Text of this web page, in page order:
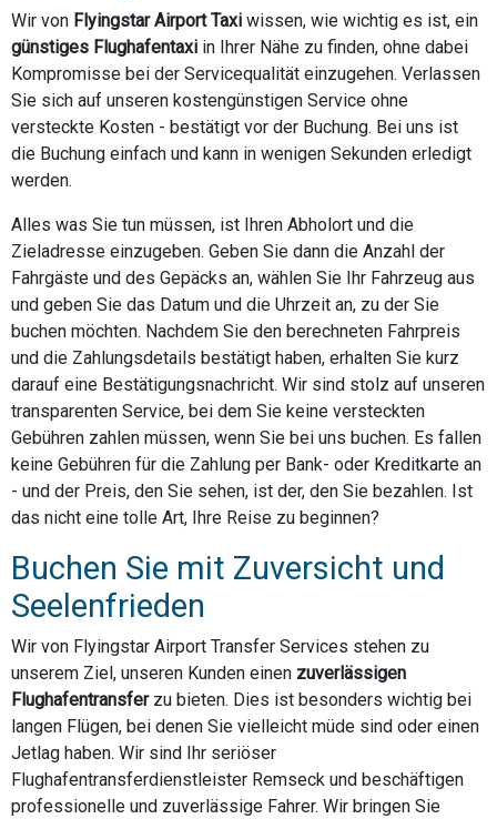
Wir von Flyingstar Airport Taxi wissen, wie wichtig es ist, ein
günstiges Flughafentaxi in Ihrer Nähe zu finden, ohne dabei
Kompromisse bei der Servicequalität einzugehen. Verlassen
Sie sich auf unseren kostengünstigen Service ohne
versteckte Kosten - bestätigt vor der Buchung. Bei uns ist
die Buchung einfach und kann in wenigen Sekunden erledigt
werden.
Alles was Sie tun müssen, ist Ihren Abholort und die
Zieladresse einzugeben. Geben Sie dann die Anzahl der
Fahrgäste und des Gepäcks an, wählen Sie Ihr Fahrzeug aus
und geben Sie das Datum und die Uhrzeit an, zu der Sie
buchen möchten. Nachdem Sie den berechneten Fahrpreis
und die Zahlungsdetails bestätigt haben, erhalten Sie kurz
darauf eine Bestätigungsnachricht. Wir sind stolz auf unseren
transparenten Service, bei dem Sie keine versteckten
Gebühren zahlen müssen, wenn Sie bei uns buchen. Es fallen
keine Gebühren für die Zahlung per Bank- oder Kreditkarte an
- und der Preis, den Sie sehen, ist der, den Sie bezahlen. Ist
das nicht eine tolle Art, Ihre Reise zu beginnen?
Buchen Sie mit Zuversicht und
Seelenfrieden
Wir von Flyingstar Airport Transfer Services stehen zu
unserem Ziel, unseren Kunden einen zuverlässigen
Flughafentransferzu bieten. Dies ist besonders wichtig bei
langen Flügen, bei denen Sie vielleicht müde sind oder einen
Jetlag haben. Wir sind Ihr seriöser
Flughafentransferdienstleister Remseck und beschäftigen
professionelle und zuverlässige Fahrer. Wir bringen Sie